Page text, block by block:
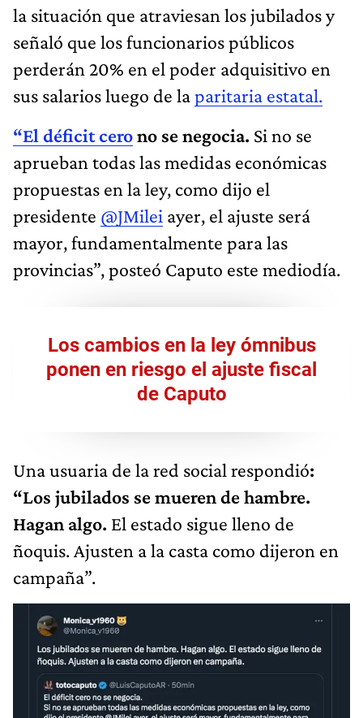
la situación que atraviesan los jubilados y
señaló que los funcionarios públicos
perderán 20% en el poder adquisitivo en
sus salarios luego de laparitaria estatal.
“El déficit cerono se negocia. Si no se
aprueban todas las medidas económicas
propuestas en la ley, como dijo el
presidente @JMilei ayer, el ajuste será
mayor, fundamentalmente para las
provincias”, posteó Caputo este mediodía.
Los cambios en la ley ómnibus
ponen en riesgo el ajuste fiscal
de Caputo
Una usuaria de la red social respondió:
“Los jubilados se mueren de hambre.
Hagan algo. El estado sigue lleno de
ñoquis. Ajusten a la casta como dijeron en
campaña”.